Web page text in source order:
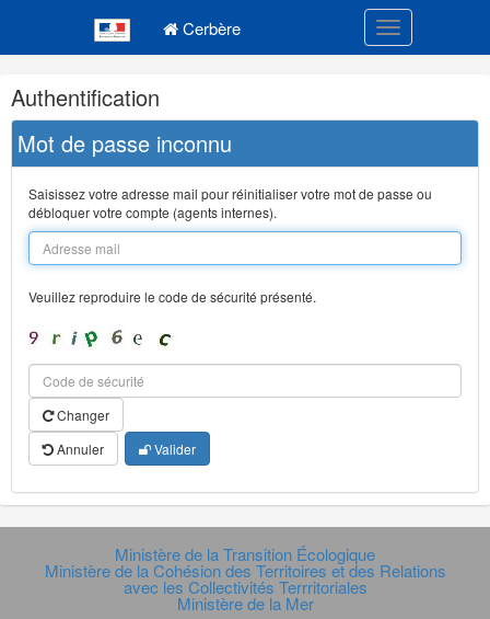
Cerbère Toggle
Navigation
et
outils
annexes
Authentification
Mot de passe inconnu
Saisissez votre adresse mail pour réinitialiser votre mot de passe ou
débloquer votre compte (agents internes).
Veuillez reproduire le code de sécurité présenté.
Changer
Annuler
Valider
Ministère de la Transition Écologique
Ministère de la Cohésion des Territoires et des Relations
avec les Collectivités Terrritoriales
Ministère de la Mer